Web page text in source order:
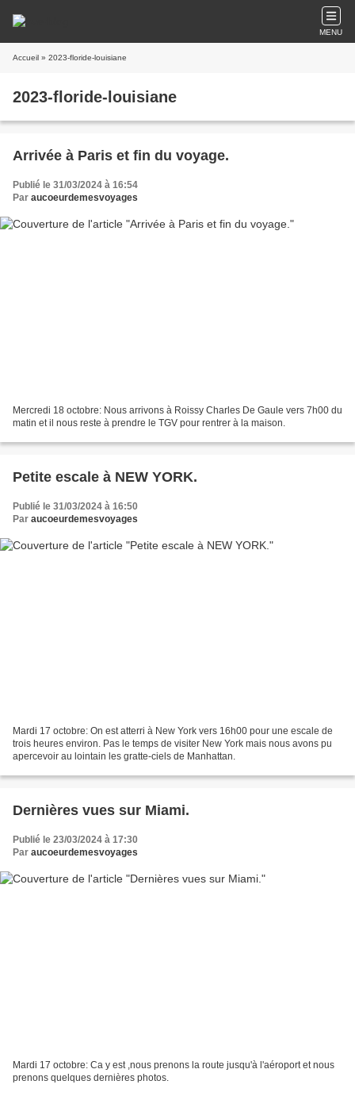
MENU
Accueil » 2023-floride-louisiane
2023-floride-louisiane
Arrivée à Paris et fin du voyage.
Publié le 31/03/2024 à 16:54
Par aucoeurdemesvoyages
Mercredi 18 octobre: Nous arrivons à Roissy Charles De Gaule vers 7h00 du
matin et il nous reste à prendre le TGV pour rentrer à la maison.
Petite escale à NEW YORK.
Publié le 31/03/2024 à 16:50
Par aucoeurdemesvoyages
Mardi 17 octobre: On est atterri à New York vers 16h00 pour une escale de
trois heures environ. Pas le temps de visiter New York mais nous avons pu
apercevoir au lointain les gratte-ciels de Manhattan.
Dernières vues sur Miami.
Publié le 23/03/2024 à 17:30
Par aucoeurdemesvoyages
Mardi 17 octobre: Ca y est ,nous prenons la route jusqu'à l'aéroport et nous
prenons quelques dernières photos.